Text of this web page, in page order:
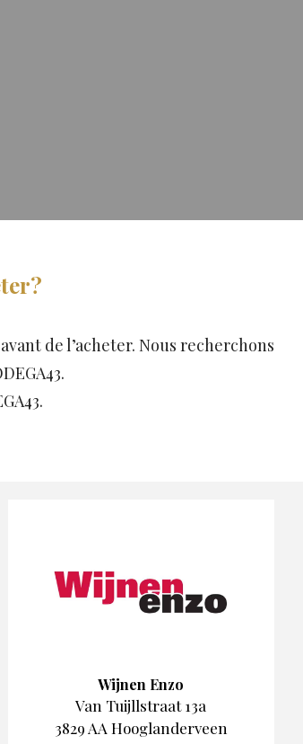
de l’acheter. Nous recherchons
Wijnen Enzo
Van Tuijllstraat 13a
3829 AA Hooglanderveen